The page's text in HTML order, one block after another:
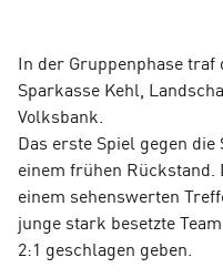
In der Gruppenphase traf
Sparkasse Kehl,
Volksbank.
Das erste Spiel gegen
einem frühen
einem sehenswerten
junge stark besetzte
2:1 geschlagen geben.